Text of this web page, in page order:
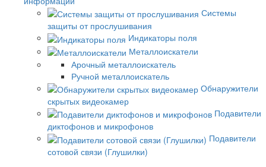
Системы
защиты от прослушивания
Индикаторы поля
Металлоискатели
Арочный металлоискатель
Ручной металлоискатель
Обнаружители
скрытых видеокамер
Подавители
диктофонов и микрофонов
Подавители
сотовой связи (Глушилки)